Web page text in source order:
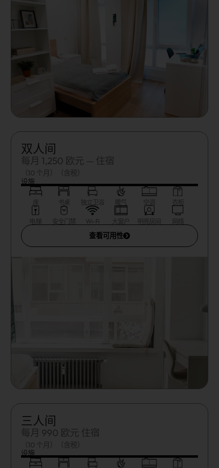
双人间
每月 1,250 欧元 — 住宿
（10 个月）（含税）
设施
床 书桌 独立卫浴 暖气 空调 衣柜
电梯 安全门禁 Wi-Fi 大窗户 明亮房间 网络
查看可用性
三人间
每月 990 欧元 住宿
（10 个月）（含税）
设施